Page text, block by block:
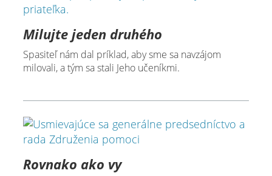
Milujte jeden druhého
Spasiteľ nám dal príklad, aby sme sa navzájom
milovali, a tým sa stali Jeho učeníkmi.
Rovnako ako vy